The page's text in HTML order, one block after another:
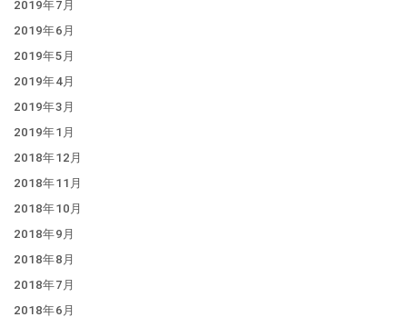
2019年7月
2019年6月
2019年5月
2019年4月
2019年3月
2019年1月
2018年12月
2018年11月
2018年10月
2018年9月
2018年8月
2018年7月
2018年6月